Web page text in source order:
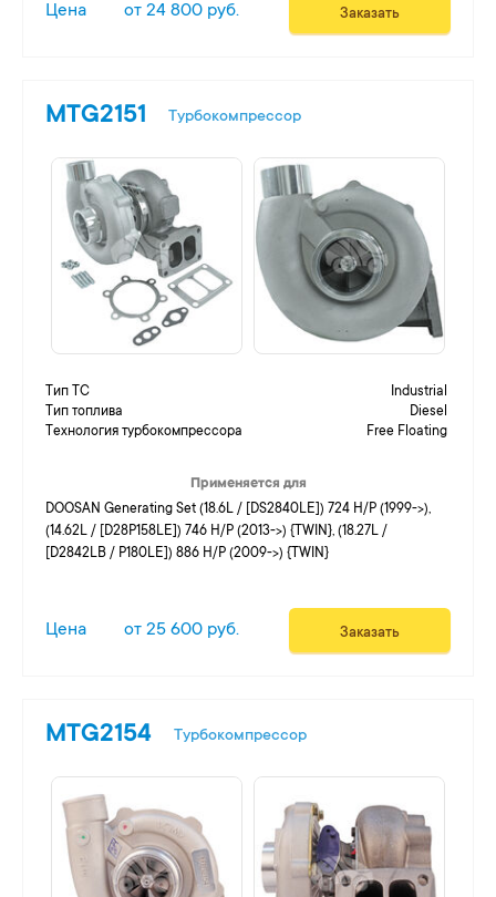
Цена от 24 800 руб. Заказать
MTG2151 Турбокомпрессор
Тип ТС
Industrial
Тип топлива
Diesel
Технология турбокомпрессора
Free Floating
Применяется для
DOOSAN Generating Set (18.6L / [DS2840LE]) 724 H/P (1999->),
(14.62L / [D28P158LE]) 746 H/P (2013->) {TWIN}, (18.27L /
[D2842LB / P180LE]) 886 H/P (2009->) {TWIN}
Цена от 25 600 руб. Заказать
MTG2154 Турбокомпрессор